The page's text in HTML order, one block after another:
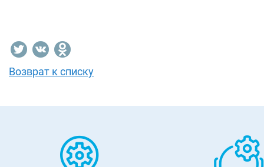
Возврат к списку